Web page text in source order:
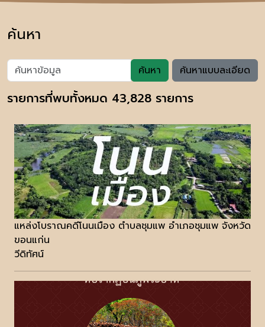
ค้นหา
ค้นหา ค้นหาแบบละเอียด
รายการที่พบทั้งหมด 43,828 รายการ
แหล่งโบราณคดีโนนเมือง ตำบลชุมแพ อำเภอชุมแพ จังหวัด
ขอนแก่น
วีดิทัศน์